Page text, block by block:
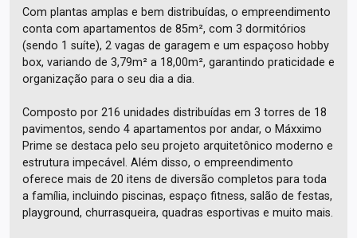
Com plantas amplas e bem distribuídas, o empreendimento
conta com apartamentos de 85m², com 3 dormitórios
(sendo 1 suíte), 2 vagas de garagem e um espaçoso hobby
box, variando de 3,79m² a 18,00m², garantindo praticidade e
organização para o seu dia a dia.
Composto por 216 unidades distribuídas em 3 torres de 18
pavimentos, sendo 4 apartamentos por andar, o Máxximo
Prime se destaca pelo seu projeto arquitetônico moderno e
estrutura impecável. Além disso, o empreendimento
oferece mais de 20 itens de diversão completos para toda
a família, incluindo piscinas, espaço fitness, salão de festas,
playground, churrasqueira, quadras esportivas e muito mais.